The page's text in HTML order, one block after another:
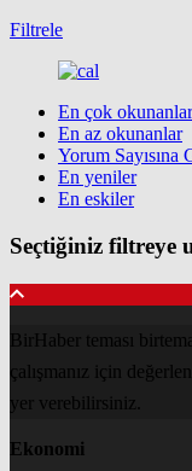
Filtrele
En çok okunanlar
En az okunanlar
Yorum Sayısına
En yeniler
En eskiler
Seçtiğiniz filtreye
BirHaber teması
çalışmanız için
yer verebilirsiniz.
Ekonomi